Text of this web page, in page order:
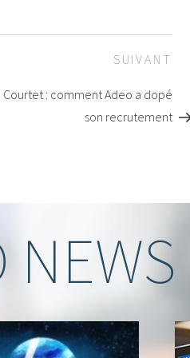
SUIVANT
: comment Adeo a dopé
son recrutement
NEWS